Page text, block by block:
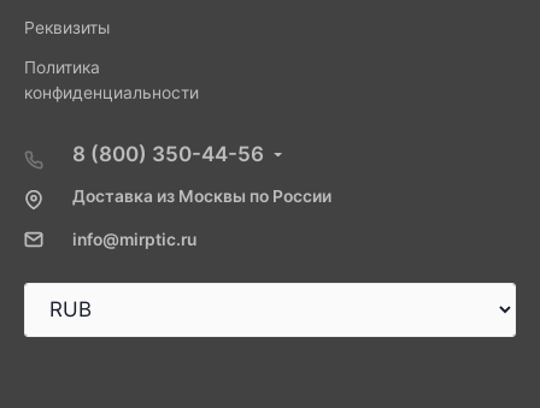
Реквизиты
Политика
конфиденциальности
8 (800) 350-44-56
Доставка из Москвы по России
info@mirptic.ru